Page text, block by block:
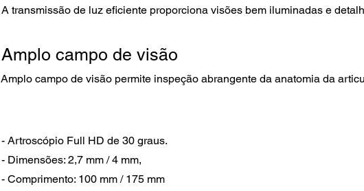
A transmissão de luz eficiente proporciona visões bem iluminadas e
Amplo campo de visão
Amplo campo de visão permite inspeção abrangente da anatomia da
- Artroscópio Full HD de 30 graus.
- Dimensões: 2,7 mm / 4 mm,
- Comprimento: 100 mm / 175 mm